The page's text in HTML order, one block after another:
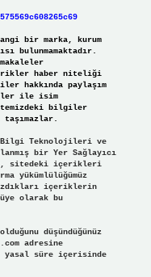
bir marka, kurum
bulunmamaktadır.
haber niteliği
hakkında paylaşım
ile isim
bilgiler
Bilgi Teknolojileri ve
bir Yer Sağlayıcı
sitedeki içerikleri
yükümlülüğümüz
içeriklerin
olarak bu
düşündüğünüz
adresine
süre içerisinde